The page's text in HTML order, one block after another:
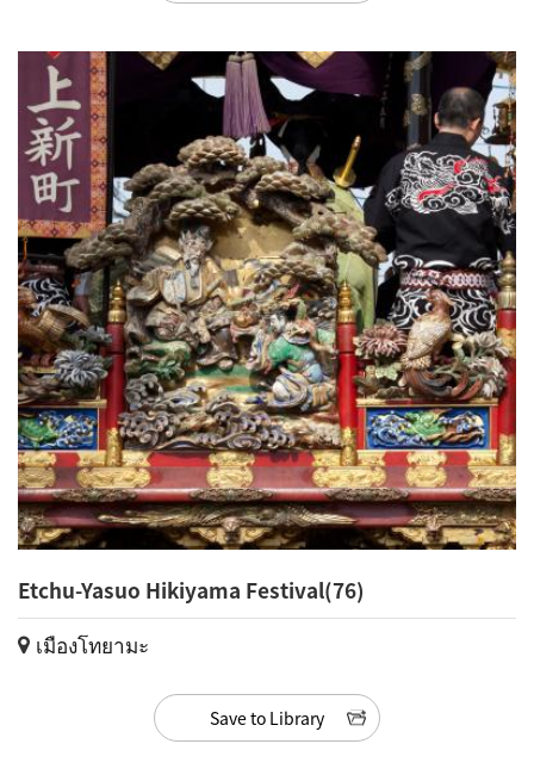
Etchu-Yasuo Hikiyama Festival(76)
เมืองโทยามะ
Save to Library